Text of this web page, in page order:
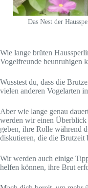
Das Nest der
Wie lange brüten
Vogelfreunde beunruhigen
Wusstest du, dass die
vielen anderen Vogelarten
Aber wie lange genau
werden wir einen
geben, ihre Rolle während
diskutieren, die die Brutzeit
Wir werden auch einige
helfen können, ihre Brut